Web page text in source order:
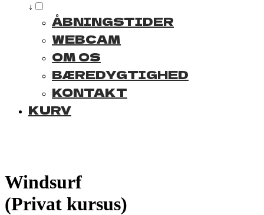
↓
ÅBNINGSTIDER
WEBCAM
OM OS
BÆREDYGTIGHED
KONTAKT
KURV
Windsurf
(Privat kursus)